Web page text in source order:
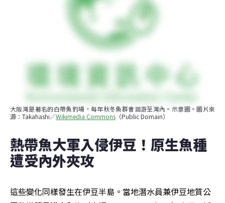
大阪灣是著名的白帶魚釣場，每年秋冬魚群會洄游至灣內。示意圖。圖片來
源：Takahashi／Wikimedia Commons （Public Domain）
熱帶魚大軍入侵伊豆！原生魚種
遭受內外夾攻
這些變化同樣發生在伊豆半島。當地潛水員兼伊豆地質公